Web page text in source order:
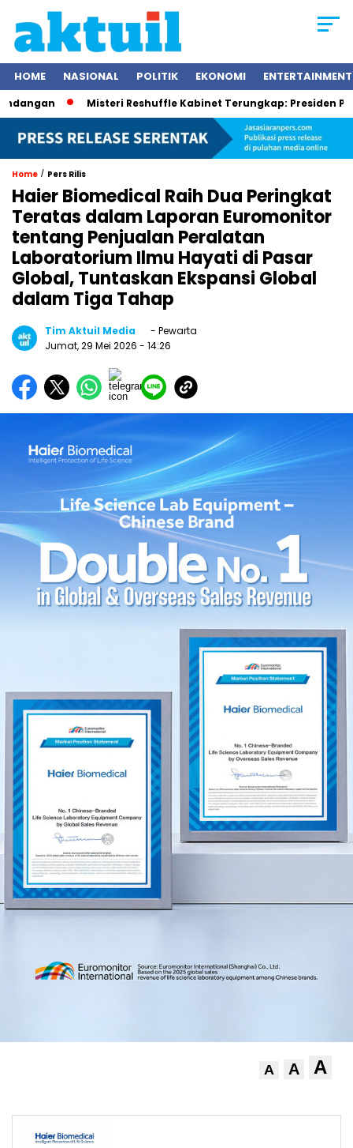
HOME NASIONAL POLITIK EKONOMI ENTERTAINMENT
Misteri Reshuffle Kabinet Terungkap: Presiden Prabowo
Home / Pers Rilis
Haier Biomedical Raih Dua Peringkat
Teratas dalam Laporan Euromonitor
tentang Penjualan Peralatan
Laboratorium Ilmu Hayati di Pasar
Global, Tuntaskan Ekspansi Global
dalam Tiga Tahap
Tim Aktuil Media
- Pewarta
Jumat, 29 Mei 2026 - 14:26
A A A